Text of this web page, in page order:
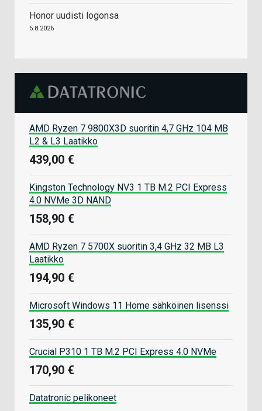
Honor uudisti logonsa
5.8.2026
AMD Ryzen 7 9800X3D suoritin 4,7 GHz 104 MB
L2 & L3 Laatikko
439,00 €
Kingston Technology NV3 1 TB M.2 PCI Express
4.0 NVMe 3D NAND
158,90 €
AMD Ryzen 7 5700X suoritin 3,4 GHz 32 MB L3
Laatikko
194,90 €
Microsoft Windows 11 Home sähköinen lisenssi
135,90 €
Crucial P310 1 TB M.2 PCI Express 4.0 NVMe
170,90 €
Datatronic pelikoneet